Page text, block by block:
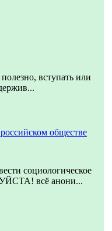
вступать или
обществе
социологическое
всё анони...